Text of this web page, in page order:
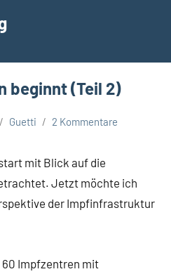
beginnt (Teil 2)
Guetti 2 Kommentare
mit Blick auf die
Jetzt möchte ich
der Impfinfrastruktur
60 Impfzentren mit